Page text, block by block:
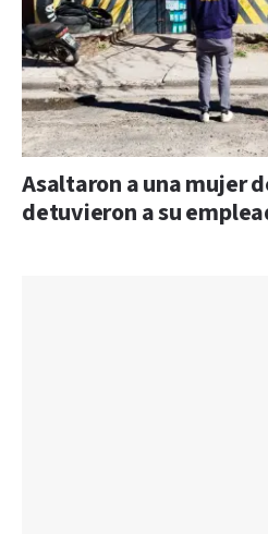
Asaltaron a una mujer
detuvieron a su